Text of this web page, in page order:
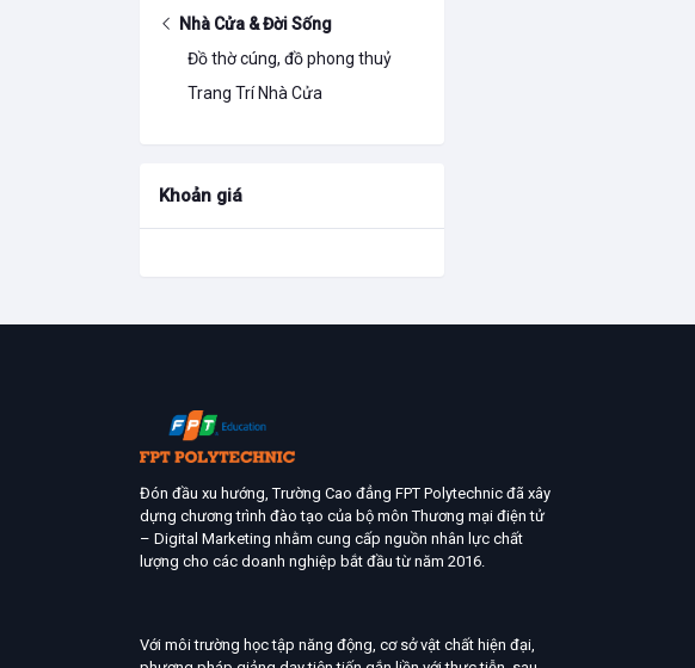
Nhà Cửa & Đời Sống
Đồ thờ cúng, đồ phong thuỷ
Trang Trí Nhà Cửa
Khoản giá
Đón đầu xu hướng, Trường Cao đẳng FPT Polytechnic đã xây
dựng chương trình đào tạo của bộ môn Thương mại điện tử
– Digital Marketing nhằm cung cấp nguồn nhân lực chất
lượng cho các doanh nghiệp bắt đầu từ năm 2016.
Với môi trường học tập năng động, cơ sở vật chất hiện đại,